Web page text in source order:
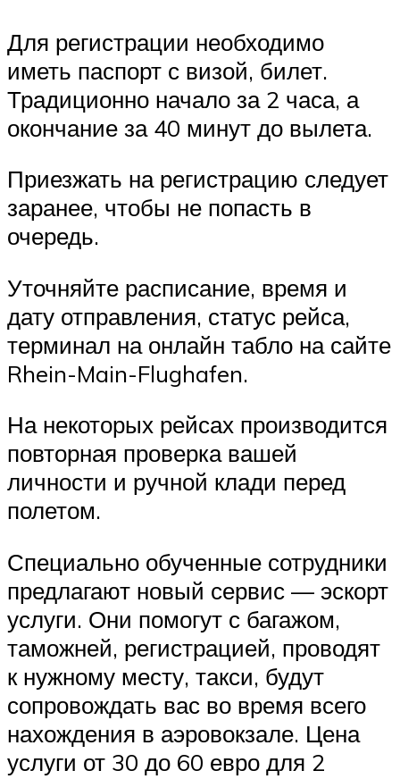
Для регистрации необходимо
иметь паспорт с визой, билет.
Традиционно начало за 2 часа, а
окончание за 40 минут до вылета.
Приезжать на регистрацию следует
заранее, чтобы не попасть в
очередь.
Уточняйте расписание, время и
дату отправления, статус рейса,
терминал на онлайн табло на сайте
Rhein-Main-Flughafen.
На некоторых рейсах производится
повторная проверка вашей
личности и ручной клади перед
полетом.
Специально обученные сотрудники
предлагают новый сервис — эскорт
услуги. Они помогут с багажом,
таможней, регистрацией, проводят
к нужному месту, такси, будут
сопровождать вас во время всего
нахождения в аэровокзале. Цена
услуги от 30 до 60 евро для 2